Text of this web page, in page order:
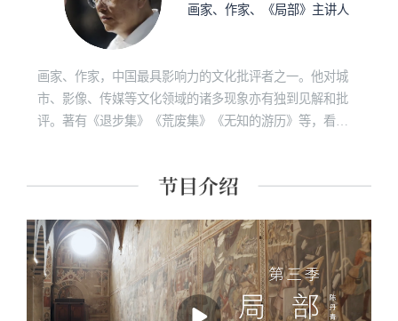
画家、作家、《局部》主讲人
画家、作家，中国最具影响力的文化批评者之一。他对城
市、影像、传媒等文化领域的诸多现象亦有独到见解和批
评。著有《退步集》《荒废集》《无知的游历》等，看理